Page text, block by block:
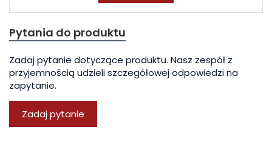
Pytania do produktu
Zadaj pytanie dotyczące produktu. Nasz zespół z
przyjemnością udzieli szczegółowej odpowiedzi na
zapytanie.
Zadaj pytanie